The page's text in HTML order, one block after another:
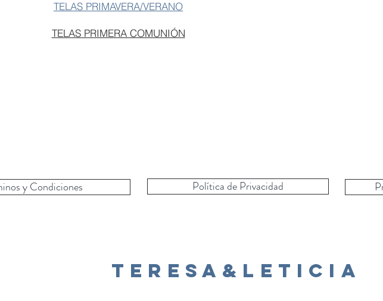
TELAS PRIMAVERA/VERANO
TELAS PRIMERA COMUNIÓN
y Condiciones Política de Privacidad
Teresa&Leticia